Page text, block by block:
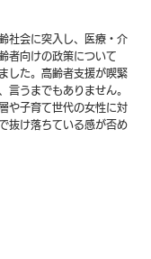
社会に突入し、医療・介
者向けの政策について
した。高齢者支援が喫緊
言うまでもありません。
や子育て世代の女性に対
抜け落ちている感が否め